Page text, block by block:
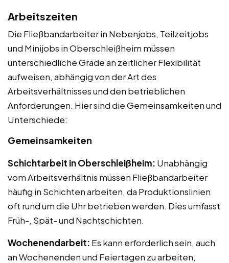
Arbeitszeiten
Die Fließbandarbeiter in Nebenjobs, Teilzeitjobs
und Minijobs in Oberschleißheim müssen
unterschiedliche Grade an zeitlicher Flexibilität
aufweisen, abhängig von der Art des
Arbeitsverhältnisses und den betrieblichen
Anforderungen. Hier sind die Gemeinsamkeiten und
Unterschiede:
Gemeinsamkeiten
Schichtarbeit in Oberschleißheim: Unabhängig
vom Arbeitsverhältnis müssen Fließbandarbeiter
häufig in Schichten arbeiten, da Produktionslinien
oft rund um die Uhr betrieben werden. Dies umfasst
Früh-, Spät- und Nachtschichten.
Wochenendarbeit: Es kann erforderlich sein, auch
an Wochenenden und Feiertagen zu arbeiten,